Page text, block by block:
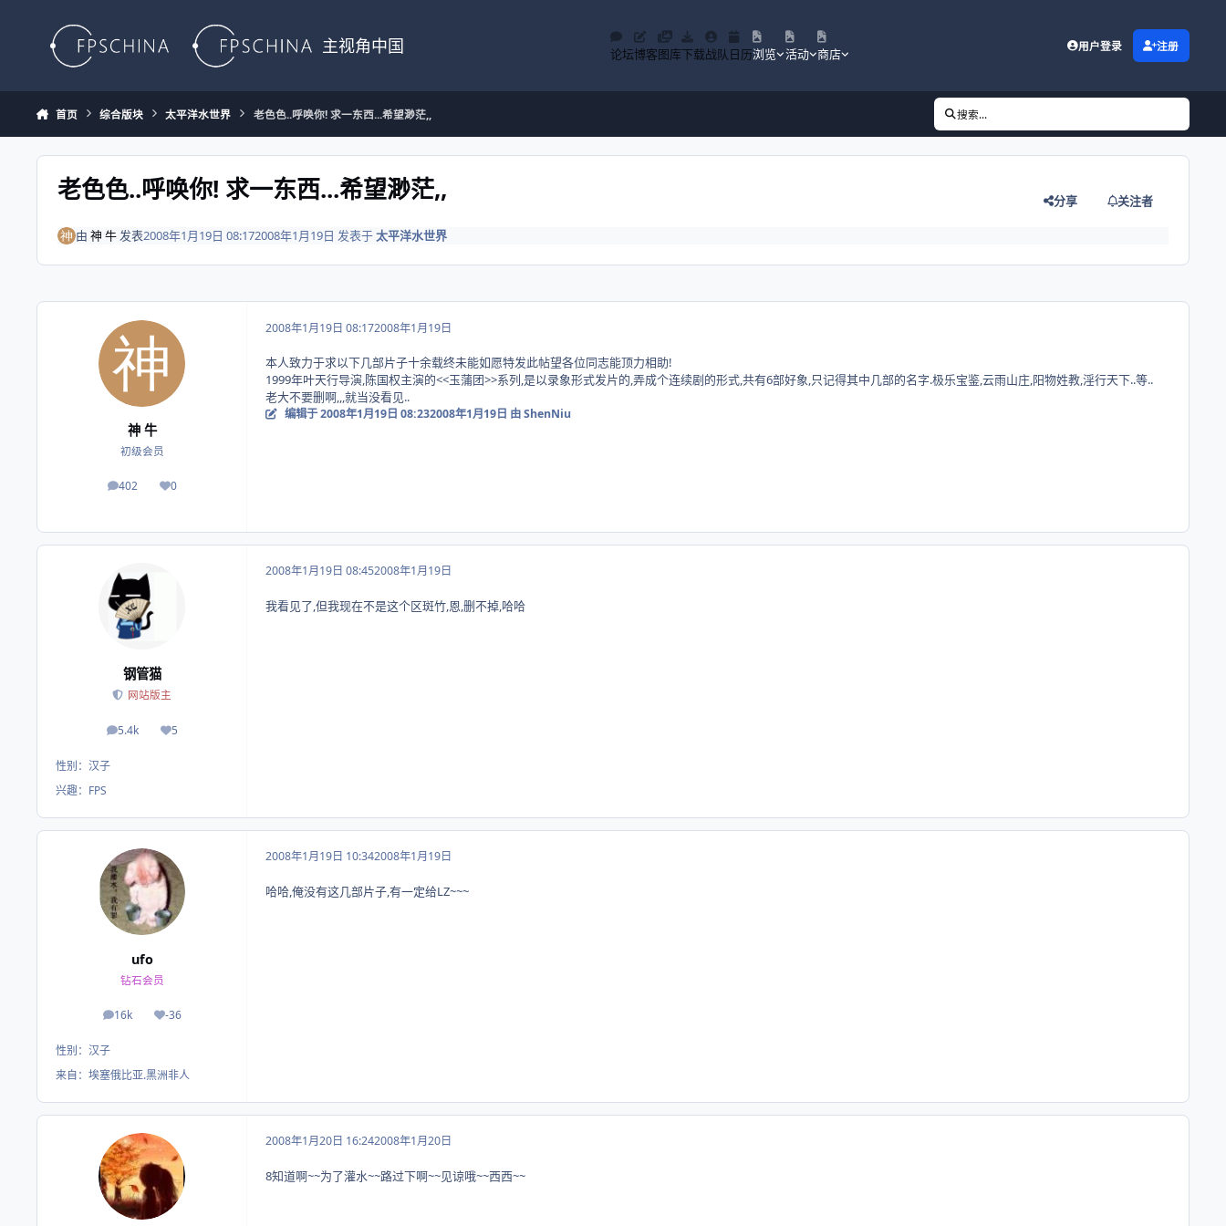
主视角中国 论坛博客图库下载战队 日历浏览 活动 商店
用户登录 注册
首页 综合版块 太平洋水世界 老色色..呼唤你! 求一东西...希望渺茫,, 搜索...
老色色..呼唤你! 求一东西...希望渺茫,, 分享 关注者
由 神 牛发表2008年1月19日 08:172008年1月19日 发表于太平洋水世界
神 牛
初级会员
402
帖子 0
荣誉积分
2008年1月19日 08:172008年1月19日
本人致力于求以下几部片子十余载终未能如愿特发此帖望各位同志能顶力相助!
1999年叶天行导演,陈国权主演的<<玉蒲团>>系列,是以录象形式发片的,弄成个连续剧的形式,共有6部好象,只记得其中几部的名字.极乐宝鉴,云雨山庄,阳物姓教,淫行天下..等..
老大不要删啊,,,就当没看见..
编辑于2008年1月19日 08:232008年1月19日 由 ShenNiu
钢管猫
网站版主
5.4k
帖子 5
荣誉积分
性别： 汉子
兴趣： FPS
2008年1月19日 08:452008年1月19日
我看见了,但我现在不是这个区斑竹,恩,删不掉,哈哈
ufo
钻石会员
16k
帖子 -36
荣誉积分
性别： 汉子
来自： 埃塞俄比亚.黑洲非人
2008年1月19日 10:342008年1月19日
哈哈,俺没有这几部片子,有一定给LZ~~~
2008年1月20日 16:242008年1月20日
8知道啊~~为了灌水~~路过下啊~~见谅哦~~西西~~